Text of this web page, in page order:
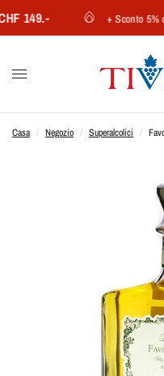
149.- + Sconto 5% da
Casa / Negozio / Superalcolici /